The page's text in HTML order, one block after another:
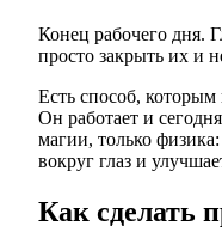
Конец рабочего дня.
просто закрыть их и
Есть способ,
Он работает и
магии, только
вокруг глаз и
Как сделать